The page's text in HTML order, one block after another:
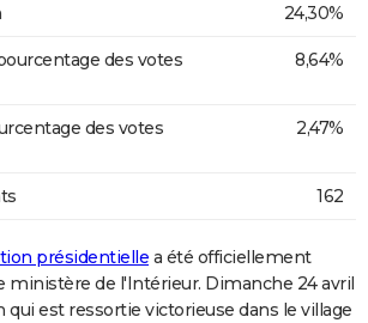
24,30%
des votes
8,64%
des votes
2,47%
162
présidentielle a été officiellement
ministère de l'Intérieur. Dimanche 24 avril
qui est ressortie victorieuse dans le village